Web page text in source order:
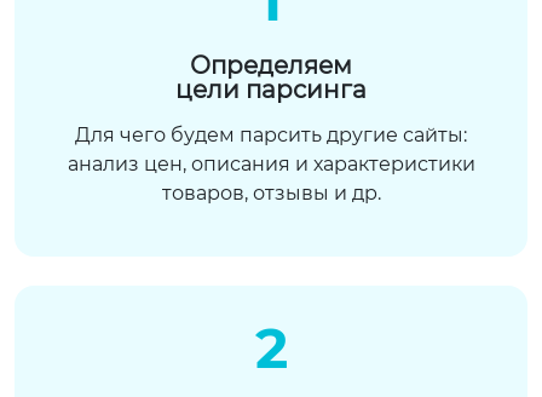
Определяем
цели парсинга
Для чего будем парсить другие сайты:
анализ цен, описания и характеристики
товаров, отзывы и др.
2